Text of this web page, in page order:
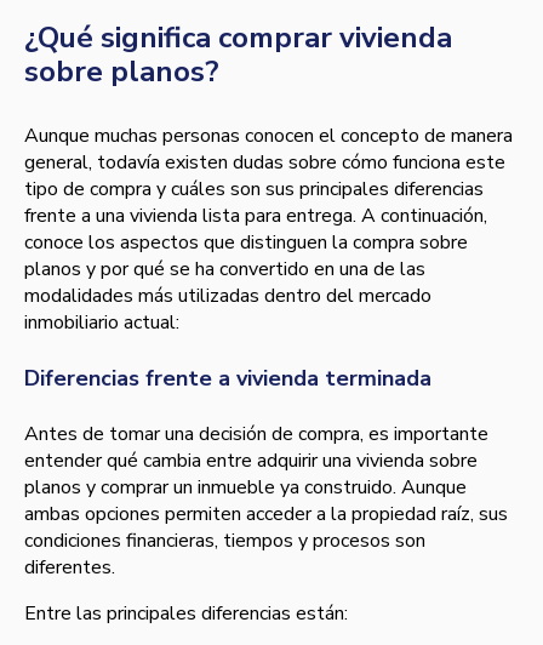
¿Qué significa comprar vivienda
sobre planos?
Aunque muchas personas conocen el concepto de manera
general, todavía existen dudas sobre cómo funciona este
tipo de compra y cuáles son sus principales diferencias
frente a una vivienda lista para entrega. A continuación,
conoce los aspectos que distinguen la compra sobre
planos y por qué se ha convertido en una de las
modalidades más utilizadas dentro del mercado
inmobiliario actual:
Diferencias frente a vivienda terminada
Antes de tomar una decisión de compra, es importante
entender qué cambia entre adquirir una vivienda sobre
planos y comprar un inmueble ya construido. Aunque
ambas opciones permiten acceder a la propiedad raíz, sus
condiciones financieras, tiempos y procesos son
diferentes.
Entre las principales diferencias están: